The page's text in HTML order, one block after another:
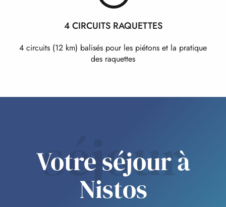
4 CIRCUITS RAQUETTES
4 circuits (12 km) balisés pour les piétons et la pratique
des raquettes
séjour
Votre séjour à
Nistos